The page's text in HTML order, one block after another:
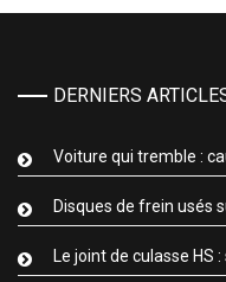
DERNIERS
Voiture qui tremble :
Disques de frein usés
Le joint de culasse